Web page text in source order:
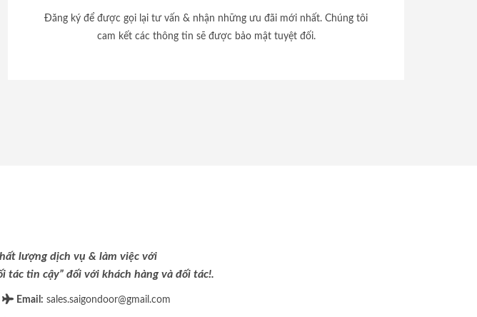
Đăng ký để được gọi lại tư vấn & nhận những ưu đãi mới nhất. Chúng tôi
cam kết các thông tin sẽ được bảo mật tuyệt đối.
lượng dịch vụ & làm việc với
tác tin cậy” đối với khách hàng và đối tác!.
Email : sales.saigondoor@gmail.com